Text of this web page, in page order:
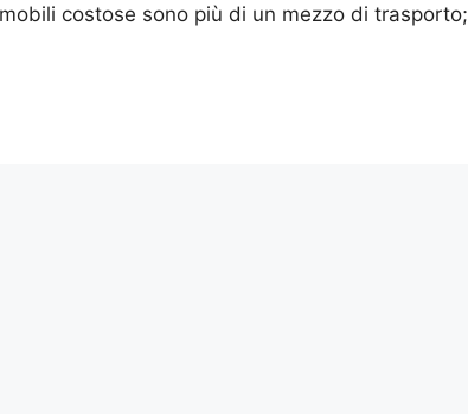
costose sono più di un mezzo di trasporto;